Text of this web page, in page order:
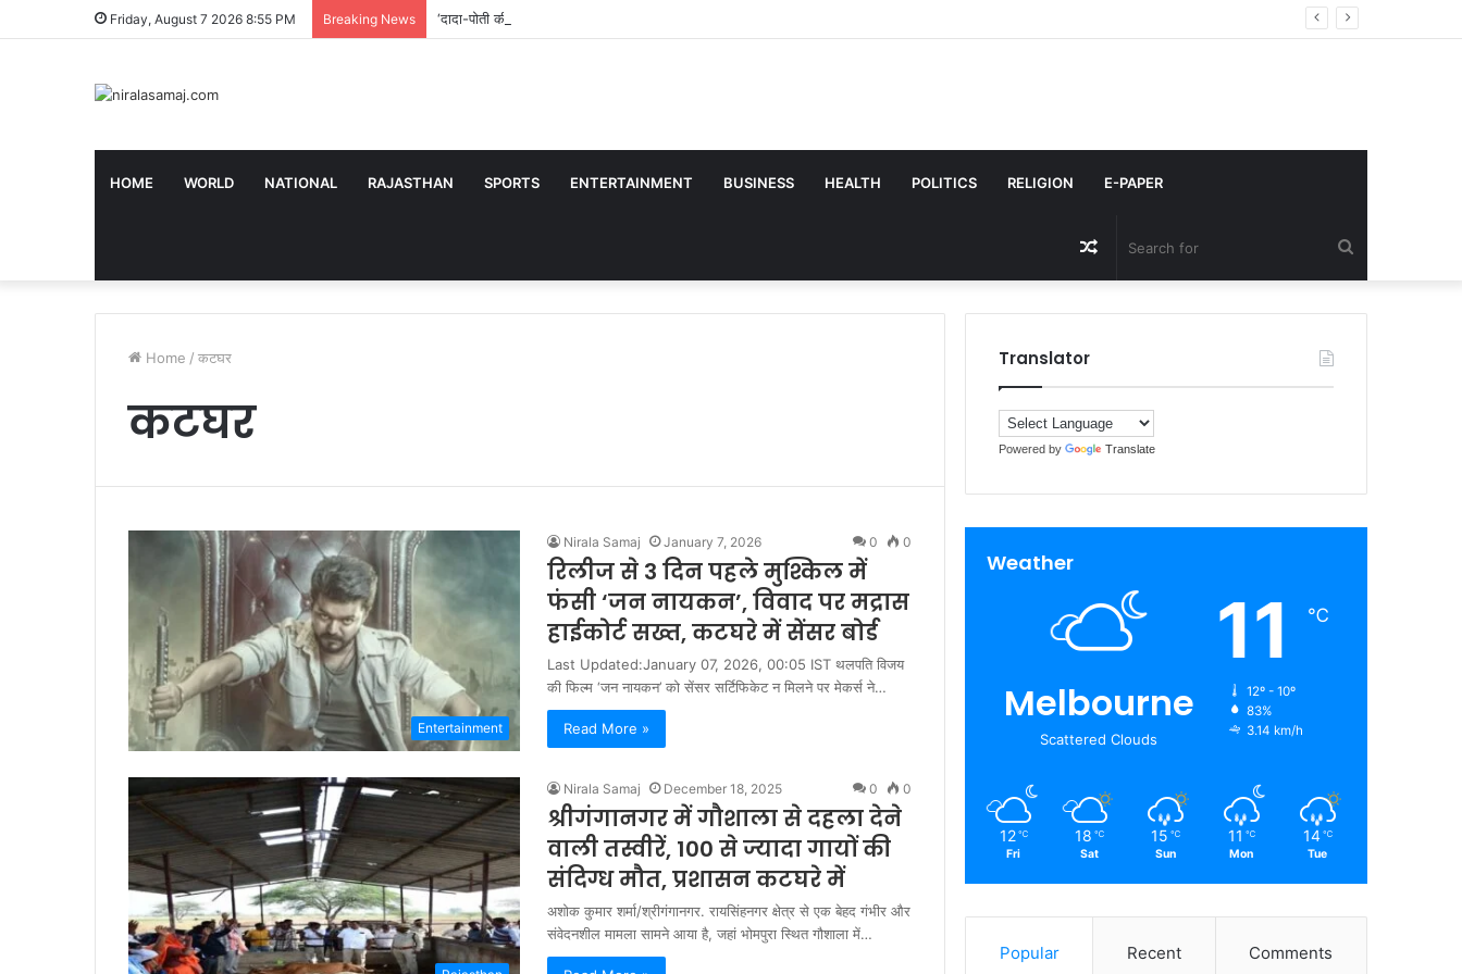
Friday, August 7 2026 8:55 PM Breaking News ‘दादा-पोती की जोड़ी’, 48 साल छोटी हीरोइन संग रिचर्ड के रोमांस पर बवाल, कभी शिल्पा शेट्टी से KISS पर हुआ था विवाद
HOME WORLD NATIONAL RAJASTHAN SPORTS ENTERTAINMENT BUSINESS HEALTH POLITICS RELIGION E-PAPER
for
Random
Article
Home / कटघर
कटघर
Entertainment
Nirala Samaj January 7, 2026 0 0
रिलीज से 3 दिन पहले मुश्किल में
फंसी ‘जन नायकन’, विवाद पर मद्रास
हाईकोर्ट सख्त, कटघरे में सेंसर बोर्ड
Last Updated:January 07, 2026, 00:05 IST थलपति विजय
की फिल्म ‘जन नायकन’ को सेंसर सर्टिफिकेट न मिलने पर मेकर्स ने…
Read More »
Nirala Samaj December 18, 2025 0 0
श्रीगंगानगर में गौशाला से दहला देने
वाली तस्वीरें, 100 से ज्यादा गायों की
संदिग्ध मौत, प्रशासन कटघरे में
अशोक कुमार शर्मा/श्रीगंगानगर. रायसिंहनगर क्षेत्र से एक बेहद गंभीर और
संवेदनशील मामला सामने आया है, जहां भोमपुरा स्थित गौशाला में…
Translator
Powered by Translate
Weather
Melbourne
Scattered Clouds
11 ℃
12º - 10º
83%
3.14 km/h
12 ℃
Fri
18 ℃
Sat
15 ℃
Sun
11 ℃
Mon
14 ℃
Tue
Popular Recent Comments